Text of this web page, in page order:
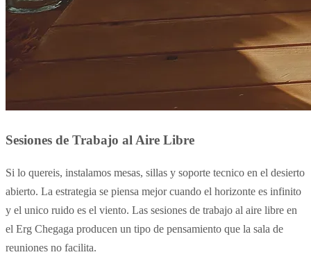
Sesiones de Trabajo al Aire Libre
Si lo quereis, instalamos mesas, sillas y soporte tecnico en el desierto
abierto. La estrategia se piensa mejor cuando el horizonte es infinito
y el unico ruido es el viento. Las sesiones de trabajo al aire libre en
el Erg Chegaga producen un tipo de pensamiento que la sala de
reuniones no facilita.